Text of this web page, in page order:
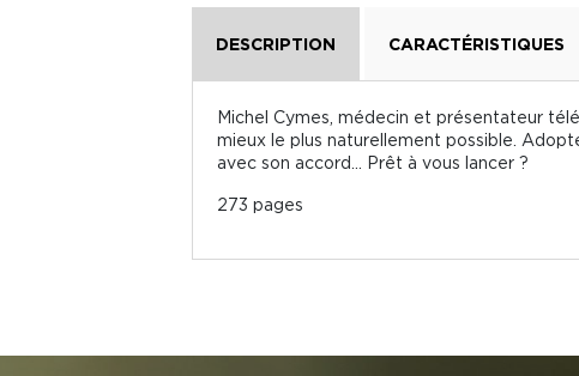
DESCRIPTION CARACTÉRISTIQUES
Michel Cymes, médecin et présentateur
mieux le plus naturellement possible.
avec son accord... Prêt à vous lancer ?
273 pages